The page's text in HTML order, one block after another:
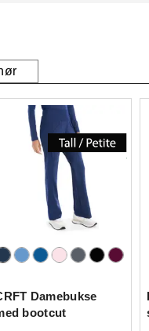
Damebukse
bootcut